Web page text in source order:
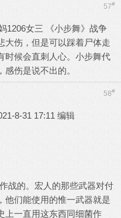
57#
1206女三 《小步舞》战争
大伤，但是可以踩着尸体走
时候会直刺人心。小步舞代
伤是说不出的。
58#
8-31 17:11 编辑
战的。宏人的那些武器对付
他们能使用的惟一武器就是
上一直用这东西同细菌作